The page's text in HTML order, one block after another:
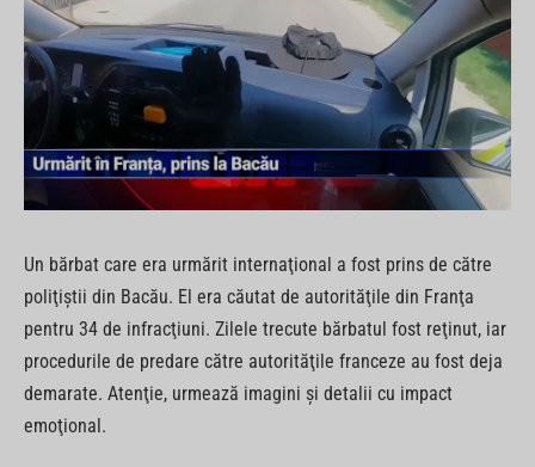
Un bărbat care era urmărit internaţional a fost prins de către
poliţiştii din Bacău. El era căutat de autorităţile din Franţa
pentru 34 de infracţiuni. Zilele trecute bărbatul fost reţinut, iar
procedurile de predare către autorităţile franceze au fost deja
demarate. Atenţie, urmează imagini şi detalii cu impact
emoţional.